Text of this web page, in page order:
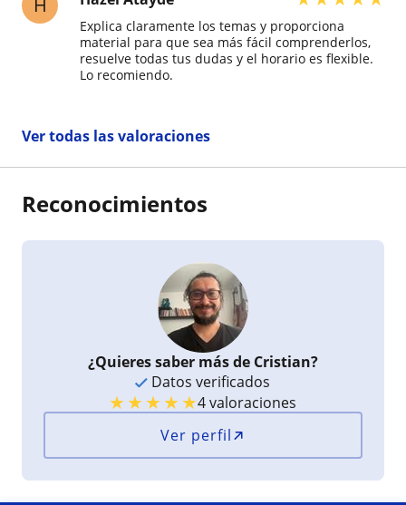
H
Explica claramente los temas y proporciona
material para que sea más fácil comprenderlos,
resuelve todas tus dudas y el horario es flexible.
Lo recomiendo.
Ver todas las valoraciones
Reconocimientos
¿Quieres saber más de Cristian?
Datos verificados
★★★★★4 valoraciones
Ver perfil